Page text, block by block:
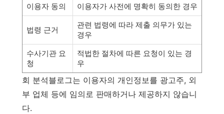
이용자 동의 이용자가 사전에 명확히 동의한 경우
법령 근거
관련 법령에 따라 제출 의무가 있는
경우
수사기관 요
청
적법한 절차에 따른 요청이 있는 경
우
회 분석블로그는 이용자의 개인정보를 광고주, 외
부 업체 등에 임의로 판매하거나 제공하지 않습니
다.